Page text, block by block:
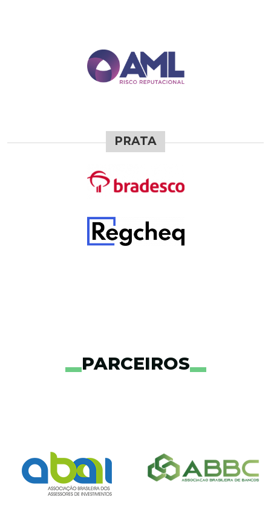
PRATA
PARCEIROS